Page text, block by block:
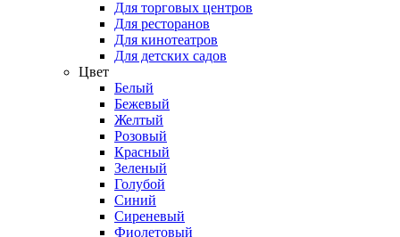
Для торговых центров
Для ресторанов
Для кинотеатров
Для детских садов
Цвет
Белый
Бежевый
Желтый
Розовый
Красный
Зеленый
Голубой
Синий
Сиреневый
Фиолетовый